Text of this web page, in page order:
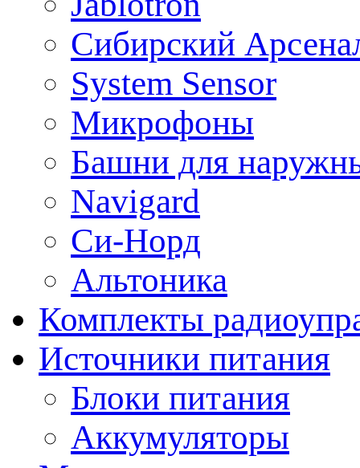
Сибирский
System Sensor
Микрофоны
Башни для
Navigard
Си-Норд
Альтоника
Комплекты
Источники питания
Блоки питания
Аккумуляторы